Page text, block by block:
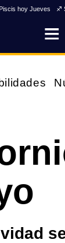
hoy Jueves ♐